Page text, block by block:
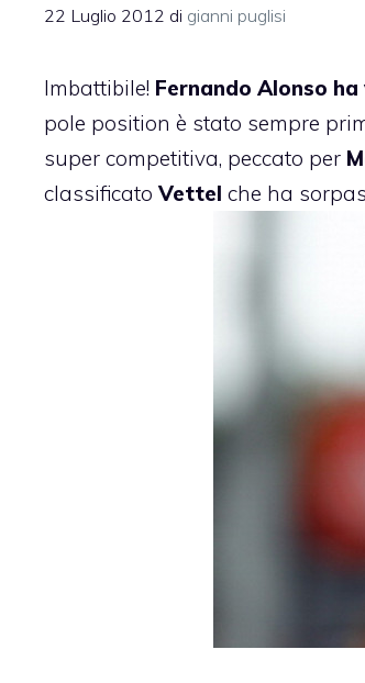
22 Luglio 2012 di gianni puglisi
Imbattibile! Fernando Alonso
pole position è stato sempre
super competitiva, peccato per
classificatoVettel che ha